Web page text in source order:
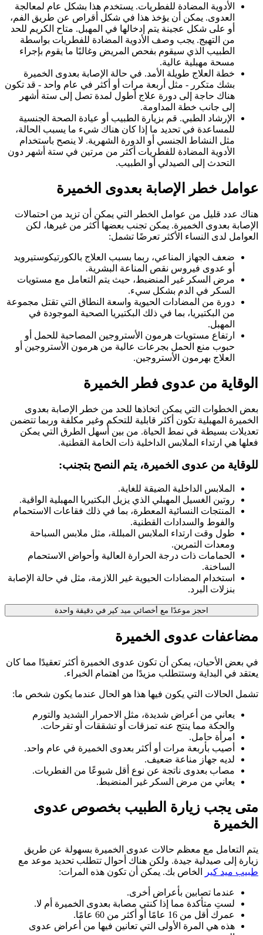
الأدوية المضادة للفطريات. يستخدم هذا بشكل عام لمعالجة
العدوى. يمكن أن يؤخذ هذا في شكل أقراص عن طريق الفم،
أو على شكل عجينة يتم إدخالها في المهبل. متاح الكريم للحد
من التهيج. يجب وصف الأدوية المضادة للفطريات بواسطة
الطبيب الذي سيقوم بفحص المريض وغالبًا ما يقوم بإجراء
مسحة مهبلية عالية.
خطة العلاج طويلة الأمد. في حالة الإصابة بعدوى الخميرة
بشك متكرر - مثل أربعة مرات أو أكثر في عام واحد - قد تكون
هناك حاجة إلى دورة علاج أطول لمدة تصل إلى ستة أشهر
إلى جانب خطة المداومة.
الإرشاد الطبي. قم بزيارة الطبيب أو عيادة الصحة الجنسية
للمساعدة في تحديد ما إذا كان هناك شيء ما يسبب الحالة،
مثل النشاط الجنسي أو الدورة الشهرية. لا ينصح باستخدام
الأدوية المضادة للفطريات أكثر من مرتين في ستة أشهر دون
التحدث إلى الصيدلي أو الطبيب.
عوامل خطر الإصابة بعدوى الخميرة
هناك عدد قليل من عوامل الخطر التي يمكن أن تزيد من احتمالات
الإصابة بعدوى الخميرة. يمكن تجنب بعضها أكثر من غيرها، لكن
العوامل لدى النساء الأكثر تعرضًا تشمل:
ضعف الجهاز المناعي، ربما بسبب العلاج بالكورتيكوستيرويد
أو عدوى فيروس نقص المناعة البشرية.
مرض السكر غير المنضبط، حيث يتم التعامل مع مستويات
السكر في الدم بشكل سيء.
دورة من المضادات الحيوية واسعة النطاق التي تقتل مجموعة
من البكتيريا، بما في ذلك البكتيريا الصحية الموجودة في
المهبل.
ارتفاع مستويات هرمون الأستروجين المصاحبة للحمل أو
حبوب منع الحمل بجرعات عالية من هرمون الأستروجين أو
العلاج بهرمون الأستروجين.
الوقاية من عدوى فطر الخميرة
بعض الخطوات التي يمكن اتخاذها للحد من خطر الإصابة بعدوى
الخميرة المهبلية تكون أكثر قابلية للتحكم وغير مكلفة وربما تتضمن
تعديلات بسيطة في نمط الحياة. من بين أسهل الطرق التي يمكن
فعلها هي ارتداء الملابس الداخلية ذات الخامة القطنية.
للوقاية من عدوى الخميرة، يتم النصح بتجنب:
الملابس الداخلية الضيقة للغاية.
روتين الغسيل المهبلي الذي يزيل البكتيريا المهبلية الواقية.
المنتجات النسائية المعطرة، بما في ذلك فقاعات الاستحمام
والفوط والسدادات القطنية.
طول وقت ارتداء الملابس المبللة، مثل ملابس السباحة
ومعدات التمرين.
الحمامات ذات درجة الحرارة العالية وأحواض الاستحمام
الساخنة.
استخدام المضادات الحيوية غير اللازمة، مثل في حالة الإصابة
بنزلات البرد.
احجز موعدًا مع أخصائي ميد كير في دقيقة واحدة
مضاعفات عدوى الخميرة
في بعض الأحيان، يمكن أن تكون عدوى الخميرة أكثر تعقيدًا مما كان
يعتقد في البداية وستتطلب مزيدًا من اهتمام الخبراء.
تشمل الحالات التي يكون فيها هذا هو الحال عندما يكون شخص ما:
يعاني من أعراض شديدة، مثل الاحمرار الشديد والتورم
والحكة مما ينتج عنه تمزقات أو تشققات أو تقرحات.
امرأة حامل.
أصيب بأربعة مرات أو أكثر بعدوى الخميرة في عام واحد.
لديه جهاز مناعة ضعيف.
مصاب بعدوى ناتجة عن نوع أقل شيوعًا من الفطريات.
يعاني من مرض السكر غير المنضبط.
متى يجب زيارة الطبيب بخصوص عدوى
الخميرة
يتم التعامل مع معظم حالات عدوى الخميرة بسهولة عن طريق
زيارة إلى صيدلية جيدة. ولكن هناك أحوال تتطلب تحديد موعد مع
طبيب ميد كير
الخاص بك. يمكن أن تكون هذه المرات:
عندما تصابين بأعراض أخرى.
لستِ متأكدة مما إذا كنتي مصابة بعدوى الخميرة أم لا.
عمرك أقل من 16 عامًا أو أكثر من 60 عامًا.
هذه هي المرة الأولى التي تعانين فيها من أعراض عدوى